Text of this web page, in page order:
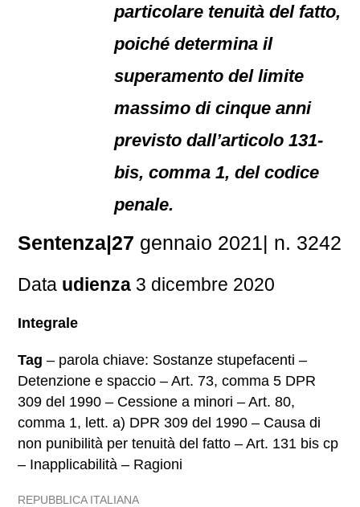
particolare tenuità del fatto,
poiché determina il
superamento del limite
massimo di cinque anni
previsto dall’articolo 131-
bis, comma 1, del codice
penale.
Sentenza|27 gennaio 2021| n. 3242
Data udienza 3 dicembre 2020
Integrale
Tag – parola chiave: Sostanze stupefacenti –
Detenzione e spaccio – Art. 73, comma 5 DPR
309 del 1990 – Cessione a minori – Art. 80,
comma 1, lett. a) DPR 309 del 1990 – Causa di
non punibilità per tenuità del fatto – Art. 131 bis cp
– Inapplicabilità – Ragioni
REPUBBLICA ITALIANA